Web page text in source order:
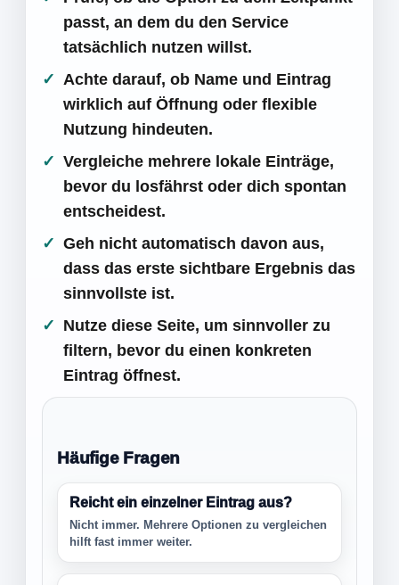
passt, an dem du den Service
tatsächlich nutzen willst.
Achte darauf, ob Name und Eintrag
wirklich auf Öffnung oder flexible
Nutzung hindeuten.
Vergleiche mehrere lokale Einträge,
bevor du losfährst oder dich spontan
entscheidest.
Geh nicht automatisch davon aus,
dass das erste sichtbare Ergebnis das
sinnvollste ist.
Nutze diese Seite, um sinnvoller zu
filtern, bevor du einen konkreten
Eintrag öffnest.
Häufige Fragen
Reicht ein einzelner Eintrag aus?
Nicht immer. Mehrere Optionen zu vergleichen
hilft fast immer weiter.